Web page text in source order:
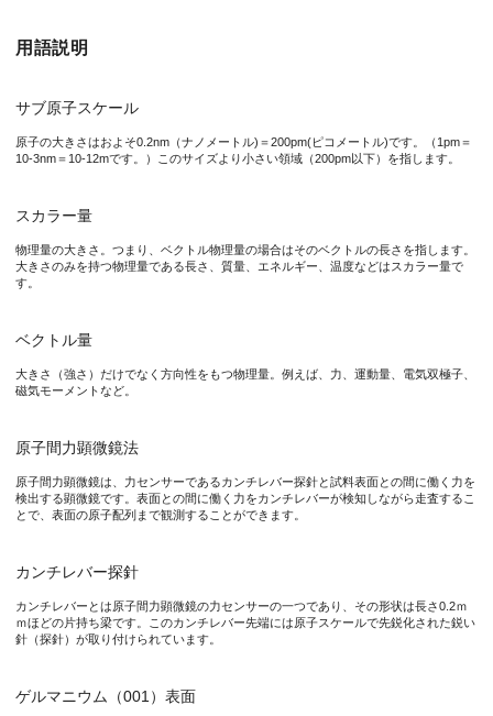
全てのベクトルは最近接の原子の方向を向き、探針と表面原子
研究の背景
学術的にだけでなくナノテクノロジーの発展において、方向性
本研究成果が社会に与える影響（本研究成果の意義）
本研究によって開発された2周波数モード原子間力顕微鏡法によ
特記事項
本研究成果は、2017年4月11日（火）午前0時（日本時間）に
タイトル：“Subatomic-scale force vector mapping above a
著者名：Yoshitaka Naitoh, Robert Turanský, Ján Brndiar,
なお、本研究は、日本学術振興会の科学研究費補助金事業（基
用語説明
サブ原子スケール
原子の大きさはおよそ0.2nm（ナノメートル)＝200pm(ピコメートル)です。（1pm＝
10-3nm＝10-12mです。）このサイズより小さい領域（200pm以下）を指します。
スカラー量
物理量の大きさ。つまり、ベクトル物理量の場合はそのベクトルの長さを指します。
大きさのみを持つ物理量である長さ、質量、エネルギー、温度などはスカラー量で
す。
ベクトル量
大きさ（強さ）だけでなく方向性をもつ物理量。例えば、力、運動量、電気双極子、
磁気モーメントなど。
原子間力顕微鏡法
原子間力顕微鏡は、力センサーであるカンチレバー探針と試料表面との間に働く力を
検出する顕微鏡です。表面との間に働く力をカンチレバーが検知しながら走査するこ
とで、表面の原子配列まで観測することができます。
カンチレバー探針
カンチレバーとは原子間力顕微鏡の力センサーの一つであり、その形状は長さ0.2ｍ
ｍほどの片持ち梁です。このカンチレバー先端には原子スケールで先鋭化された鋭い
針（探針）が取り付けられています。
ゲルマニウム（001）表面